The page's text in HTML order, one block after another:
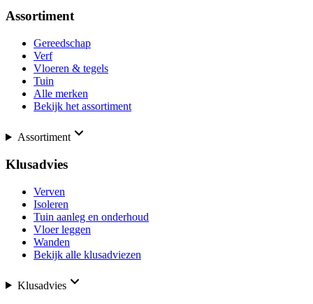
Assortiment
Gereedschap
Verf
Vloeren & tegels
Tuin
Alle merken
Bekijk het assortiment
Assortiment
Klusadvies
Verven
Isoleren
Tuin aanleg en onderhoud
Vloer leggen
Wanden
Bekijk alle klusadviezen
Klusadvies